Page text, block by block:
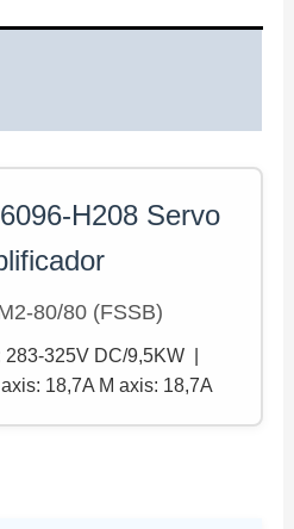
H208 Servo
80/80 (FSSB)
283-325V DC/9,5KW |
axis: 18,7A M axis: 18,7A